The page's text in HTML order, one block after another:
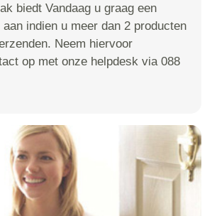
biedt Vandaag u graag een
indien u meer dan 2 producten
Neem hiervoor
op met onze helpdesk via 088